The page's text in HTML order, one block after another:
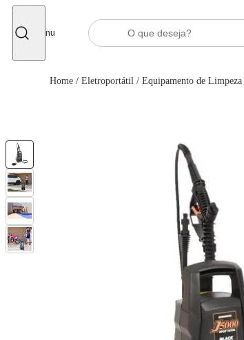
Menu
Home / Eletroportátil / Equipamento de Limpeza